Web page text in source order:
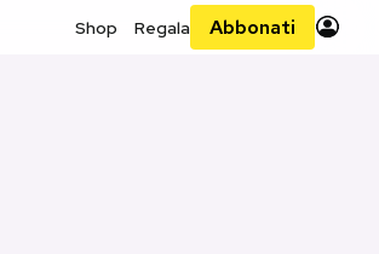
Shop Regala Abbonati